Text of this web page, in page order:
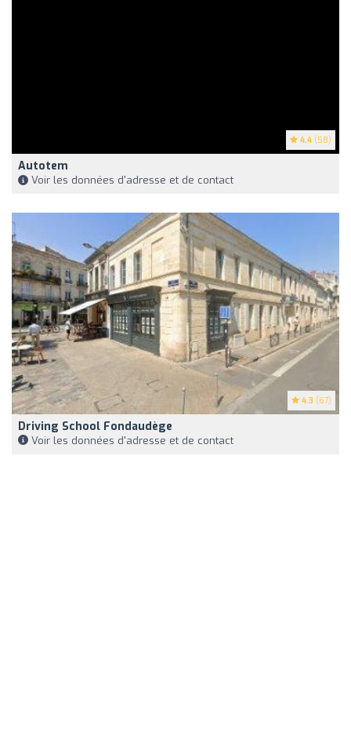
4.4 (58)
Autotem
Voir les données d'adresse et de contact
4.3 (67)
Driving School Fondaudège
Voir les données d'adresse et de contact